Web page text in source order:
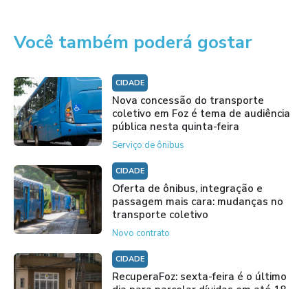
Você também poderá gostar
CIDADE
Nova concessão do transporte
coletivo em Foz é tema de audiência
pública nesta quinta-feira
Serviço de ônibus
CIDADE
Oferta de ônibus, integração e
passagem mais cara: mudanças no
transporte coletivo
Novo contrato
CIDADE
RecuperaFoz: sexta-feira é o último